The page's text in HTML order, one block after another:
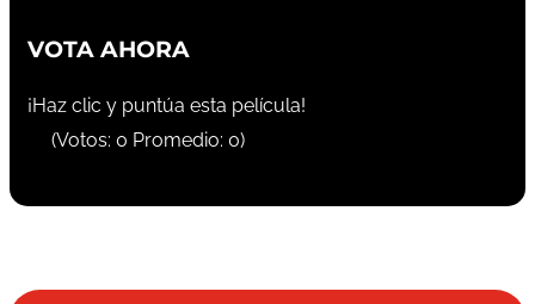
VOTA AHORA
¡Haz clic y puntúa esta película!
(Votos: 0 Promedio: 0)